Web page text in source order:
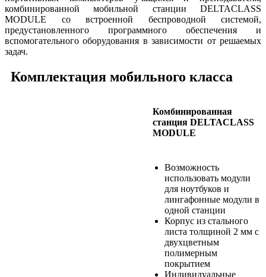
комбинированной мобильной станции DELTACLASS
MODULE со встроенной беспроводной системой,
предустановленного программного обеспечения и
вспомогательного оборудования в зависимости от решаемых
задач.
Комплектация мобильного класса
Комбинированная
станция DELTACLASS
MODULE
Возможность
использовать модули
для ноутбуков и
лингафонные модули в
одной станции
Корпус из стального
листа толщиной 2 мм с
двухцветным
полимерным
покрытием
Индивидуальные